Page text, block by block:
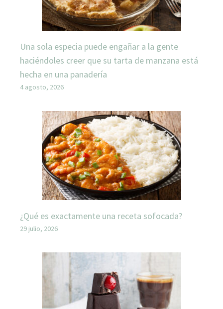
Una sola especia puede engañar a la gente
haciéndoles creer que su tarta de manzana está
hecha en una panadería
4 agosto, 2026
¿Qué es exactamente una receta sofocada?
29 julio, 2026